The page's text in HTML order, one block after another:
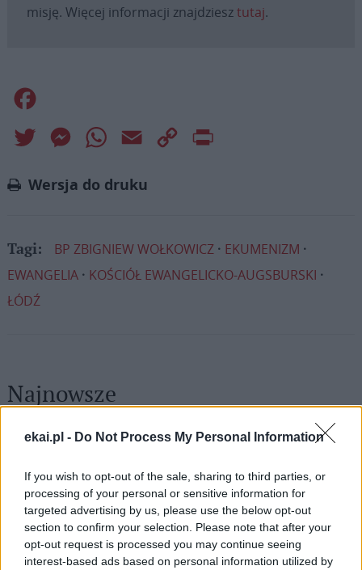
ekai.pl - Do Not Process My Personal Information
If you wish to opt-out of the sale, sharing to third parties, or
processing of your personal or sensitive information for
targeted advertising by us, please use the below opt-out
section to confirm your selection. Please note that after your
opt-out request is processed you may continue seeing
interest-based ads based on personal information utilized by
misję. Więcej informacji znajdziesztutaj.
Twitter MessengerWhatsApp
Email
Copy
Wersja do druku
Tagi: BP ZBIGNIEW WOŁKOWICZ
EKUMENIZM
EWANGELIA
KOŚCIÓŁ EWANGELICKO-AUGSBURSKI
ŁÓDŹ
Najnowsze
06 sierpnia 2026 | 16:15
06 sierpnia 2026 | 15:59
Papież do młodych w Asyżu: idźcie na peryferie i budujcie
cywilizację miłości
06 sierpnia 2026 | 14:51